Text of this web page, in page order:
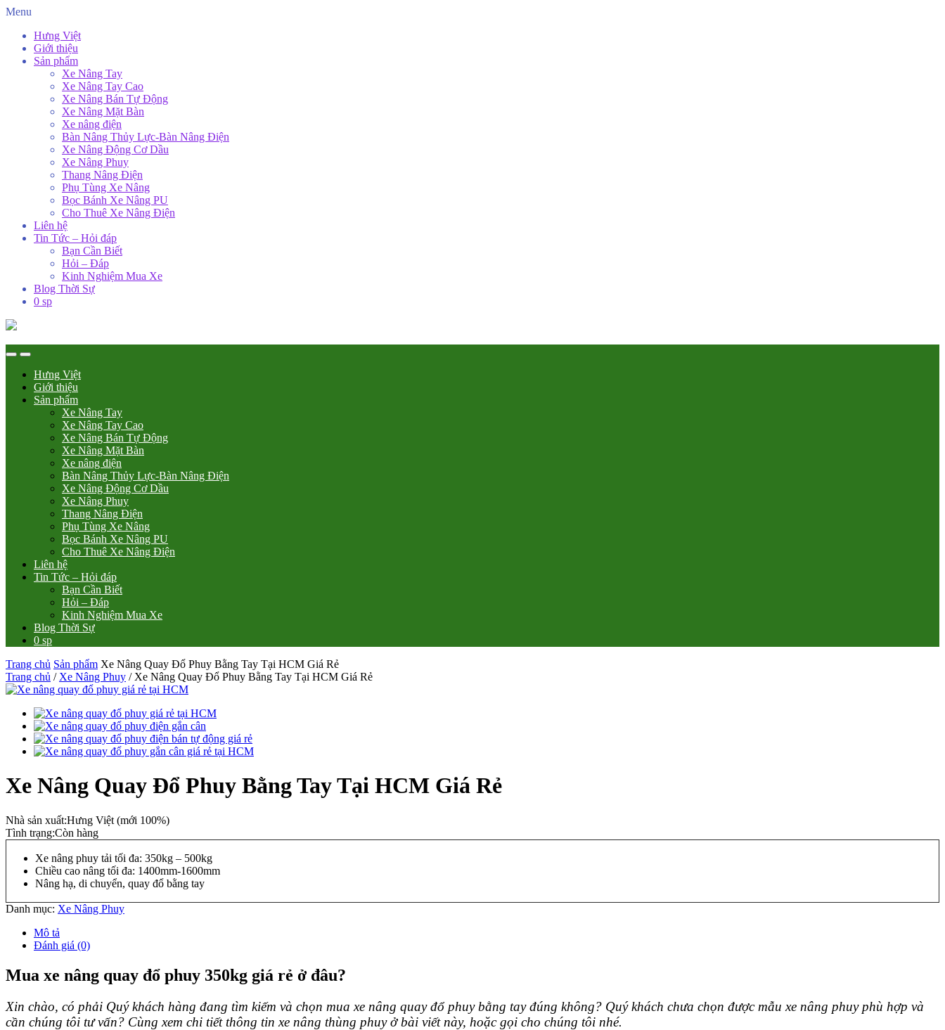
Menu
Hưng Việt
Giới thiệu
Sản phẩm
Xe Nâng Tay
Xe Nâng Tay Cao
Xe Nâng Bán Tự Động
Xe Nâng Mặt Bàn
Xe nâng điện
Bàn Nâng Thủy Lực-Bàn Nâng Điện
Xe Nâng Động Cơ Dầu
Xe Nâng Phuy
Thang Nâng Điện
Phụ Tùng Xe Nâng
Bọc Bánh Xe Nâng PU
Cho Thuê Xe Nâng Điện
Liên hệ
Tin Tức – Hỏi đáp
Bạn Cần Biết
Hỏi – Đáp
Kinh Nghiệm Mua Xe
Blog Thời Sự
0 sp
Hưng Việt
Giới thiệu
Sản phẩm
Xe Nâng Tay
Xe Nâng Tay Cao
Xe Nâng Bán Tự Động
Xe Nâng Mặt Bàn
Xe nâng điện
Bàn Nâng Thủy Lực-Bàn Nâng Điện
Xe Nâng Động Cơ Dầu
Xe Nâng Phuy
Thang Nâng Điện
Phụ Tùng Xe Nâng
Bọc Bánh Xe Nâng PU
Cho Thuê Xe Nâng Điện
Liên hệ
Tin Tức – Hỏi đáp
Bạn Cần Biết
Hỏi – Đáp
Kinh Nghiệm Mua Xe
Blog Thời Sự
0 sp
Trang chủ Sản phẩm Xe Nâng Quay Đổ Phuy Bằng Tay Tại HCM Giá Rẻ
Trang chủ / Xe Nâng Phuy / Xe Nâng Quay Đổ Phuy Bằng Tay Tại HCM Giá Rẻ
Xe Nâng Quay Đổ Phuy Bằng Tay Tại HCM Giá Rẻ
Nhà sản xuất:Hưng Việt (mới 100%)
Tình trạng:Còn hàng
Xe nâng phuy tải tối đa: 350kg – 500kg
Chiều cao nâng tối đa: 1400mm-1600mm
Nâng hạ, di chuyển, quay đổ bằng tay
Danh mục: Xe Nâng Phuy
Mô tả
Đánh giá (0)
Mua xe nâng quay đổ phuy 350kg giá rẻ ở đâu?
Xin chào, có phải Quý khách hàng đang tìm kiếm và chọn mua xe nâng quay đổ phuy bằng tay đúng không? Quý khách chưa chọn được mẫu xe nâng phuy phù hợp và
cần chúng tôi tư vấn? Cùng xem chi tiết thông tin xe nâng thùng phuy ở bài viết này, hoặc gọi cho chúng tôi nhé.